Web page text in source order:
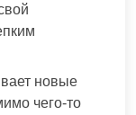
новые
чего-то